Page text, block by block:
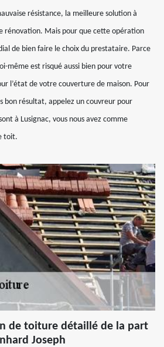
résistance, la meilleure solution à
rénovation. Mais pour que cette opération
de bien faire le choix du prestataire. Parce
même est risqué aussi bien pour votre
l’état de votre couverture de maison. Pour
bon résultat, appelez un couvreur pour
à Lusignac, vous nous avez comme
toit.
de toiture détaillé de la part
Joseph